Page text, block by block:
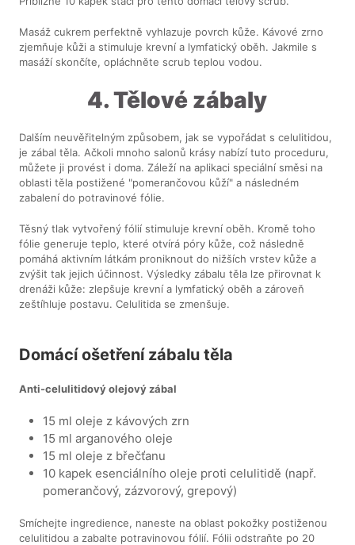
Masáž cukrem perfektně vyhlazuje povrch kůže. Kávové zrno
zjemňuje kůži a stimuluje krevní a lymfatický oběh. Jakmile s
masáží skončíte, opláchněte scrub teplou vodou.
4. Tělové zábaly
Dalším neuvěřitelným způsobem, jak se vypořádat s celulitidou,
je zábal těla. Ačkoli mnoho salonů krásy nabízí tuto proceduru,
můžete ji provést i doma. Záleží na aplikaci speciální směsi na
oblasti těla postižené "pomerančovou kůží" a následném
zabalení do potravinové fólie.
Těsný tlak vytvořený fólií stimuluje krevní oběh. Kromě toho
fólie generuje teplo, které otvírá póry kůže, což následně
pomáhá aktivním látkám proniknout do nižších vrstev kůže a
zvýšit tak jejich účinnost. Výsledky zábalu těla lze přirovnat k
drenáži kůže: zlepšuje krevní a lymfatický oběh a zároveň
zeštíhluje postavu. Celulitida se zmenšuje.
Domácí ošetření zábalu těla
Anti-celulitidový olejový zábal
15 ml oleje z kávových zrn
15 ml arganového oleje
15 ml oleje z břečťanu
10 kapek esenciálního oleje proti celulitidě (např.
pomerančový, zázvorový, grepový)
Smíchejte ingredience, naneste na oblast pokožky postiženou
celulitidou a zabalte potravinovou fólií. Fólii odstraňte po 20